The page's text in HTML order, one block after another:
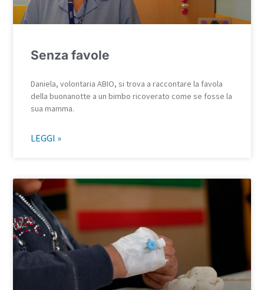
Senza favole
Daniela, volontaria ABIO, si trova a raccontare la favola
della buonanotte a un bimbo ricoverato come se fosse la
sua mamma.
LEGGI »